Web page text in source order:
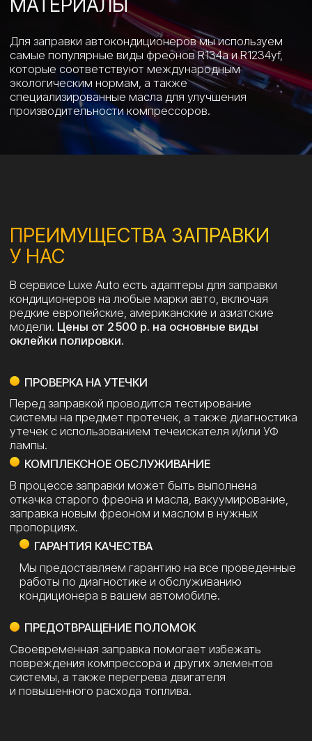
В процессе заправки может быть выполнена
откачка старого фреона и масла, вакуумирование,
заправка новым фреоном и маслом в нужных
пропорциях.
КОМПЛЕКСНОЕ ОБСЛУЖИВАНИЕ
Мы предоставляем гарантию на все проведенные
работы по диагностике и обслуживанию
кондиционера в вашем автомобиле.
ГАРАНТИЯ КАЧЕСТВА
ПРЕДОТВРАЩЕНИЕ ПОЛОМОК
Своевременная заправка помогает избежать
повреждения компрессора и других элементов
ЗАПРАВКА КОНДИЦИОНЕРА
ЗАПРАВКА КОНДИЦИОНЕРА
АВТОМОБИЛЯ
от 2 500 р.
С КАЧЕСТВЕННЫМИ
БРЕНДАМИ
Просто заполните форму или
свяжитесь с нами удобным для Вас
Я соглашаюсь с политикой конфиденциальности